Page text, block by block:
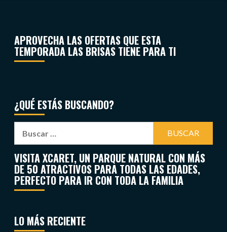
APROVECHA LAS OFERTAS QUE ESTA
TEMPORADA LAS BRISAS TIENE PARA TI
¿QUÉ ESTÁS BUSCANDO?
VISITA XCARET, UN PARQUE NATURAL CON MÁS
DE 50 ATRACTIVOS PARA TODAS LAS EDADES,
PERFECTO PARA IR CON TODA LA FAMILIA
LO MÁS RECIENTE